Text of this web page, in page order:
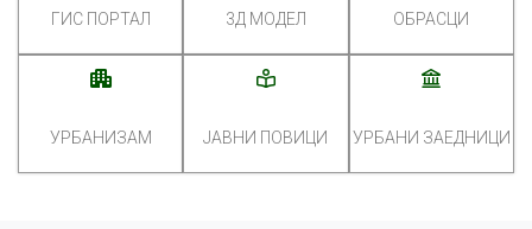
ГИС ПОРТАЛ 3Д МОДЕЛ ОБРАСЦИ
УРБАНИЗАМ ЈАВНИ ПОВИЦИ УРБАНИ ЗАЕДНИЦИ